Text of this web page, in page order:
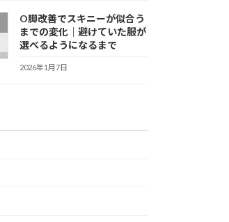
O脚改善でスキニーが似合う
までの変化｜避けていた服が
選べるようになるまで
2026年1月7日